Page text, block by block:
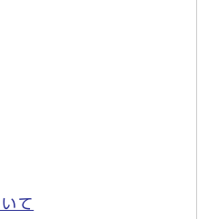
て